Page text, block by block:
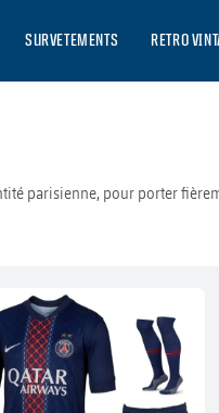
SURVETEMENTS RETRO
parisienne, pour porter